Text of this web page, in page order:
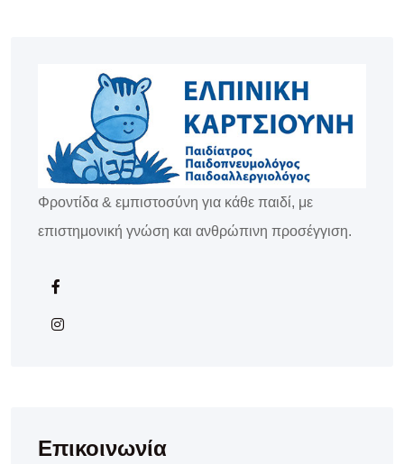
Φροντίδα & εμπιστοσύνη για κάθε παιδί, με
επιστημονική γνώση και ανθρώπινη προσέγγιση.
Επικοινωνία